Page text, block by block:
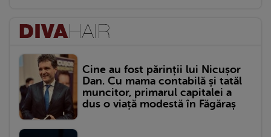
Cine au fost părinții lui Nicușor
Dan. Cu mama contabilă și tatăl
muncitor, primarul capitalei a
dus o viață modestă în Făgăraș